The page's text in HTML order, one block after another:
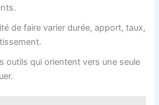
de faire varier durée, apport, taux,
outils qui orientent vers une seule